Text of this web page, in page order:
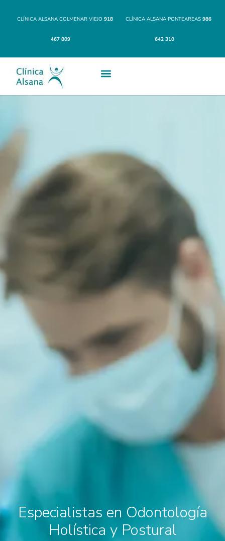
CLÍNICA ALSANA COLMENAR VIEJO918
467 809
CLÍNICA ALSANA PONTEAREAS 986
642 310
Especialistas en Odontología
Holística y Postural